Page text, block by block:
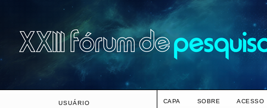
USUÁRIO
CAPA SOBRE
ACESSO